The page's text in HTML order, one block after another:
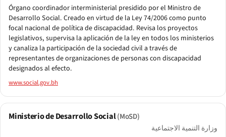
Órgano coordinador interministerial presidido por el Ministro de
Desarrollo Social. Creado en virtud de la Ley 74/2006 como punto
focal nacional de política de discapacidad. Revisa los proyectos
legislativos, supervisa la aplicación de la ley en todos los ministerios
y canaliza la participación de la sociedad civil a través de
representantes de organizaciones de personas con discapacidad
designados al efecto.
www.social.gov.bh
Ministerio de Desarrollo Social(MoSD)
وزارة التنمية الاجتماعية